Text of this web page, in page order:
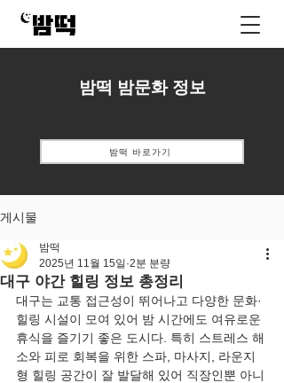
밤떡 밤문화 정보
밤떡 바로가기
게시물
대구 야간 힐링 정보 총정리
밤떡
2025년 11월 15일 2분 분량
대구는 교통 접근성이 뛰어나고 다양한 문화·
힐링 시설이 모여 있어 밤 시간에도 여유로운
휴식을 즐기기 좋은 도시다. 특히 스트레스 해
소와 피로 회복을 위한 스파, 마사지, 라운지
형 힐링 공간이 잘 발달해 있어 직장인뿐 아니